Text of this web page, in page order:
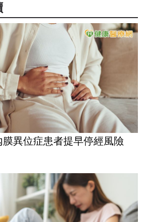
異位症患者提早停經風險